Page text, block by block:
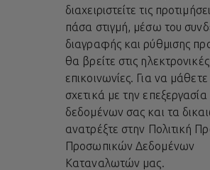
διαχειριστείτε τις
πάσα στιγμή, μέσω του
διαγραφής και ρύθμισης
θα βρείτε στις
επικοινωνίες. Για να
σχετικά με την
δεδομένων σας και τα
ανατρέξτε στην Πολιτική
Προσωπικών Δεδομένων
Καταναλωτών μας.